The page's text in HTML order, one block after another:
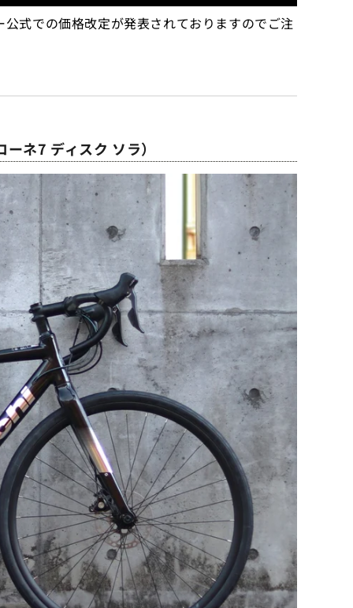
式での価格改定が発表されておりますのでご注
ネ7 ディスク ソラ）